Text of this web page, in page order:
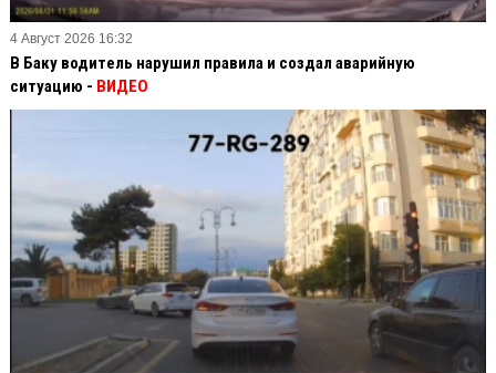
4 Август 2026 16:32
В Баку водитель нарушил правила и создал аварийную
ситуацию - ВИДЕО